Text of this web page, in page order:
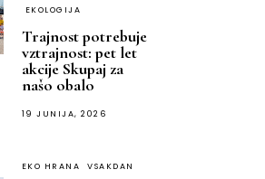
EKOLOGIJA
Trajnost potrebuje
vztrajnost: pet let
akcije Skupaj za
našo obalo
19 JUNIJA, 2026
EKO HRANA VSAKDAN